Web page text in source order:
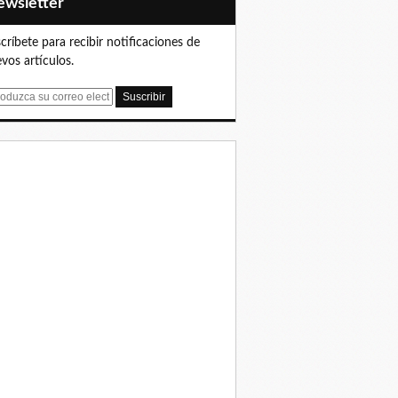
para recibir notificaciones de
artículos.